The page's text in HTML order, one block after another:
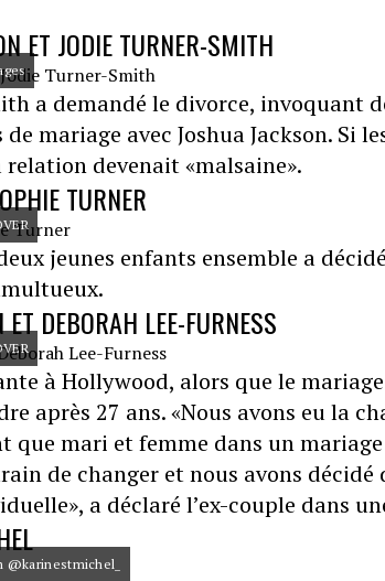
ET JODIE TURNER-SMITH
a demandé le divorce, invoquant
mariage avec Joshua Jackson. Si
relation devenait «malsaine».
TURNER
jeunes enfants ensemble a
DEBORAH LEE-FURNESS
à Hollywood, alors que le
après 27 ans. «Nous avons eu la
que mari et femme dans un
de changer et nous avons
a déclaré l’ex-couple dans